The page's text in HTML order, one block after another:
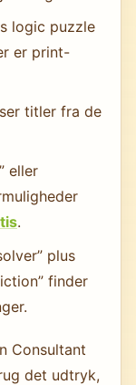
logic puzzle
er print-
titler fra de
eller
.
plus
finder
Consultant
det udtryk,